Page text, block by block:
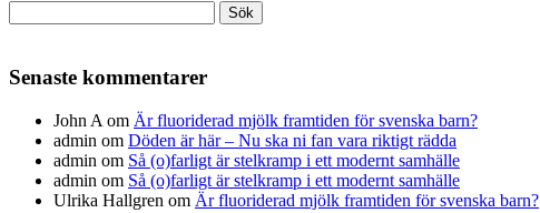
efter:
Senaste kommentarer
John A om Är fluoriderad mjölk framtiden för svenska barn?
admin om Döden är här – Nu ska ni fan vara riktigt rädda
admin om Så (o)farligt är stelkramp i ett modernt samhälle
admin om Så (o)farligt är stelkramp i ett modernt samhälle
Ulrika Hallgren om Är fluoriderad mjölk framtiden för svenska barn?